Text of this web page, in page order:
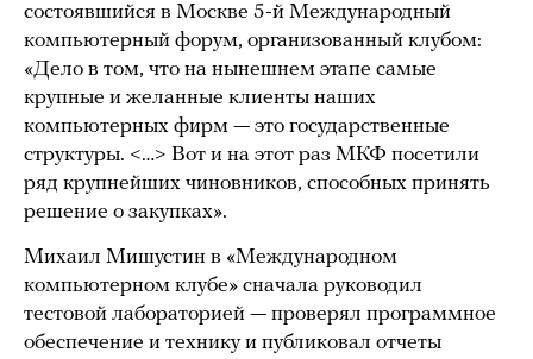
состоявшийся в Москве 5-й Международный
компьютерный форум, организованный клубом:
«Дело в том, что на нынешнем этапе самые
крупные и желанные клиенты наших
компьютерных фирм — это государственные
структуры. <…> Вот и на этот раз МКФ посетили
ряд крупнейших чиновников, способных принять
решение о закупках».
Михаил Мишустин в «Международном
компьютерном клубе» сначала руководил
тестовой лабораторией — проверял программное
обеспечение и технику и публиковал отчеты